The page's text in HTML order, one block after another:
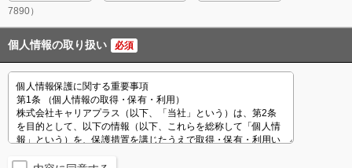
7890）
個人情報の取り扱い 必須